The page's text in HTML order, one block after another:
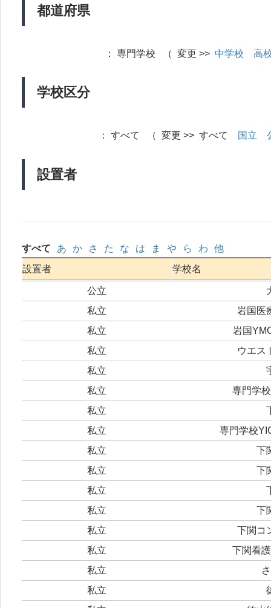
都道府県
学校区分
： 専門学校 （ 変更 >> 中学校 高
設置者
： すべて （ 変更 >> すべて 国立
すべて あ か さ た な は ま や ら わ
他
設置者
学校名
公立
私立
岩国医
私立
岩国
私立
ウエス
私立
私立
専門学
私立
私立
専門学校
私立
下
私立
下
私立
私立
下
私立
下関コ
私立
下関看
私立
私立